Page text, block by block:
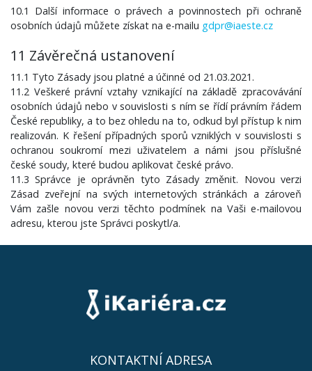
10.1 Další informace o právech a povinnostech při ochraně
osobních údajů můžete získat na e-mailu gdpr@iaeste.cz
11 Závěrečná ustanovení
11.1 Tyto Zásady jsou platné a účinné od 21.03.2021.
11.2 Veškeré právní vztahy vznikající na základě zpracovávání
osobních údajů nebo v souvislosti s ním se řídí právním řádem
České republiky, a to bez ohledu na to, odkud byl přístup k nim
realizován. K řešení případných sporů vzniklých v souvislosti s
ochranou soukromí mezi uživatelem a námi jsou příslušné
české soudy, které budou aplikovat české právo.
11.3 Správce je oprávněn tyto Zásady změnit. Novou verzi
Zásad zveřejní na svých internetových stránkách a zároveň
Vám zašle novou verzi těchto podmínek na Vaši e-mailovou
adresu, kterou jste Správci poskytl/a.
KONTAKTNÍ ADRESA